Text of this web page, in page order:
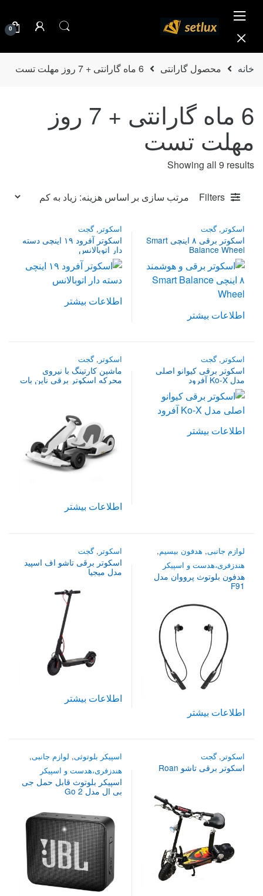
navigation
content
0
خانه محصول گارانتی 6 ماه گارانتی + 7 روز مهلت تست
6 ماه گارانتی + 7 روز
مهلت تست
Showing all 9 results
Sorted
price:
high
low
Filters
اسکوتر ,گجت
اسکوتر برقی ۸ اینچی Smart
Balance Wheel
اطلاعات بیشتر
اسکوتر ,گجت
اسکوتر آفرود ۱۹ اینچی دسته
دار اتوبالانس
اطلاعات بیشتر
اسکوتر ,گجت
اسکوتر برقی کیوانو اصلی
مدل Ko-X آفرود
اطلاعات بیشتر
اسکوتر ,گجت
ماشین کارتینگ با نیروی
محرکه اسکوتر برقی ناین بات
اطلاعات بیشتر
لوازم جانبی, هدفون بیسیم,
هندزفری،هدست و اسپیکر
هدفون بلوتوث پرووان مدل
F91
اطلاعات بیشتر
اسکوتر ,گجت
اسکوتر برقی تاشو اف اسپید
مدل میجیا
اطلاعات بیشتر
اسکوتر ,گجت
اسکوتر برقی تاشو Roan
اسپیکر بلوتوثی, لوازم جانبی,
هندزفری،هدست و اسپیکر
اسپیکر بلوتوث قابل حمل جی
بی ال مدل Go 2